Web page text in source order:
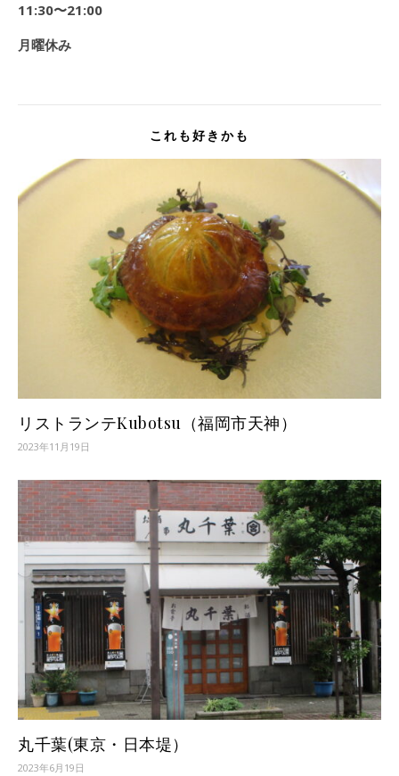
11:30〜21:00
月曜休み
これも好きかも
リストランテKubotsu（福岡市天神）
2023年11月19日
丸千葉(東京・日本堤）
2023年6月19日